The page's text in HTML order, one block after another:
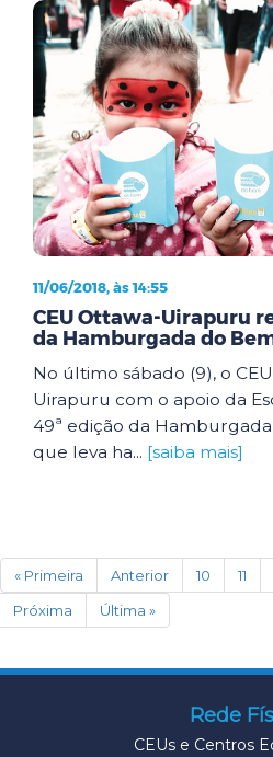
11/06/2018, às 14:55
CEU Ottawa-Uirapuru
da Hamburgada do
No último sábado (9), o
Uirapuru com o apoio da
49ª edição da
que leva ha... [saiba mais]
« Primeira Anterior 10 11
Próxima
Última »
Rede
CEUs e Centros